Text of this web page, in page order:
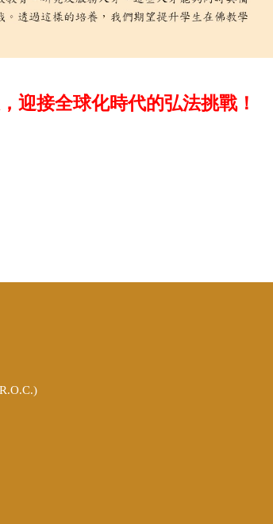
迎接全球化時代的弘法挑戰！